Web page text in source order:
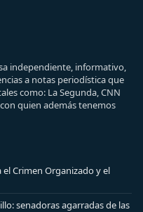
independiente, informativo,
a notas periodística que
como: La Segunda, CNN
quien además tenemos
Crimen Organizado y el
senadoras agarradas de las